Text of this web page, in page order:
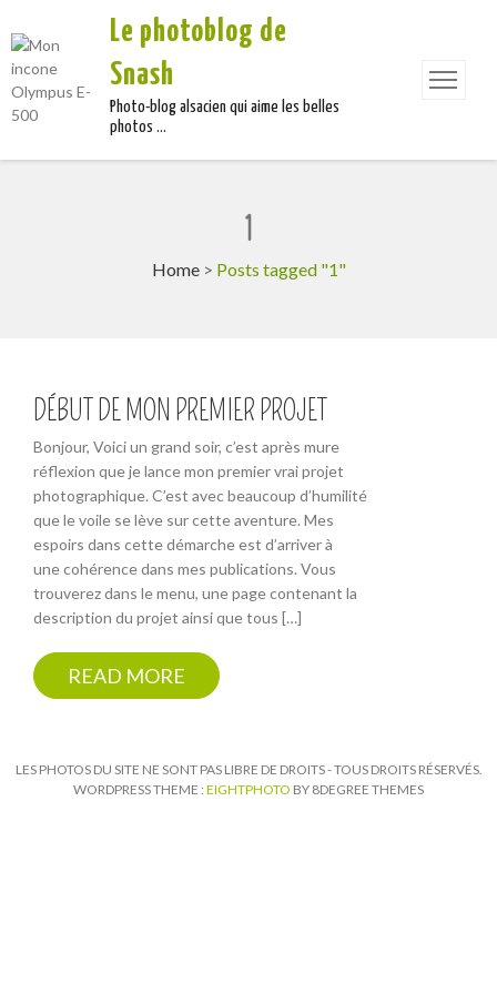
Le photoblog de
Snash
Photo-blog alsacien qui aime les belles
photos …
1
Home> Posts tagged "1"
DÉBUT DE MON PREMIER PROJET
Bonjour, Voici un grand soir, c’est après mure
réflexion que je lance mon premier vrai projet
photographique. C’est avec beaucoup d’humilité
que le voile se lève sur cette aventure. Mes
espoirs dans cette démarche est d’arriver à
une cohérence dans mes publications. Vous
trouverez dans le menu, une page contenant la
description du projet ainsi que tous […]
READ MORE
LES PHOTOS DU SITE NE SONT PAS LIBRE DE DROITS - TOUS DROITS RÉSERVÉS.
WORDPRESS THEME : EIGHTPHOTO BY 8DEGREE THEMES